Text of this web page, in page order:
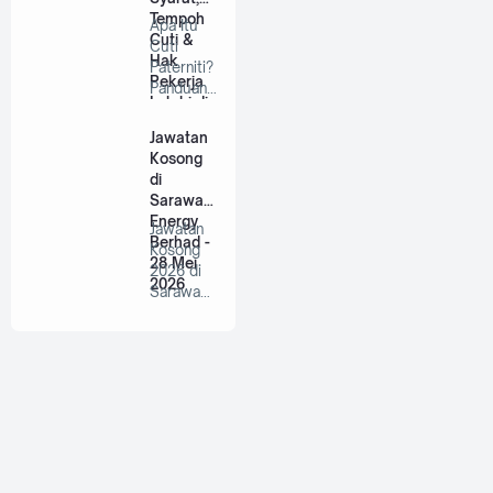
Tempoh
Cuti &
Hak
Pekerja
Lelaki di
Apa Itu
Cuti
Paterniti?
Panduan
Untuk
Bap…
Jawatan
Kosong
di
Sarawak
Energy
Berhad -
28 Mei
2026
Jawatan
Kosong
2026 di
Sarawak